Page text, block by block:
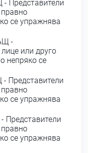
- Представители
се упражнява
-
или друго
непряко се
- Представители
се упражнява
Представители
се упражнява